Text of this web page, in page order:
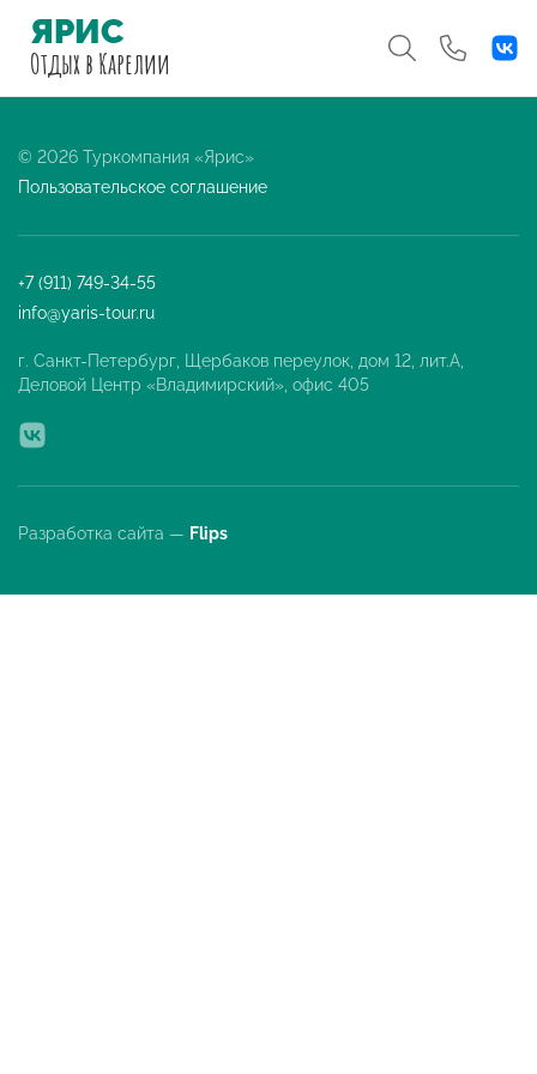
ЯРИС
Отдыхв Карелии
© 2026 Туркомпания «Ярис»
Пользовательское соглашение
+7 (911) 749-34-55
info@yaris-tour.ru
г. Санкт-Петербург, Щербаков переулок, дом 12, лит.А,
Деловой Центр «Владимирский», офис 405
Разработка сайта — Flips